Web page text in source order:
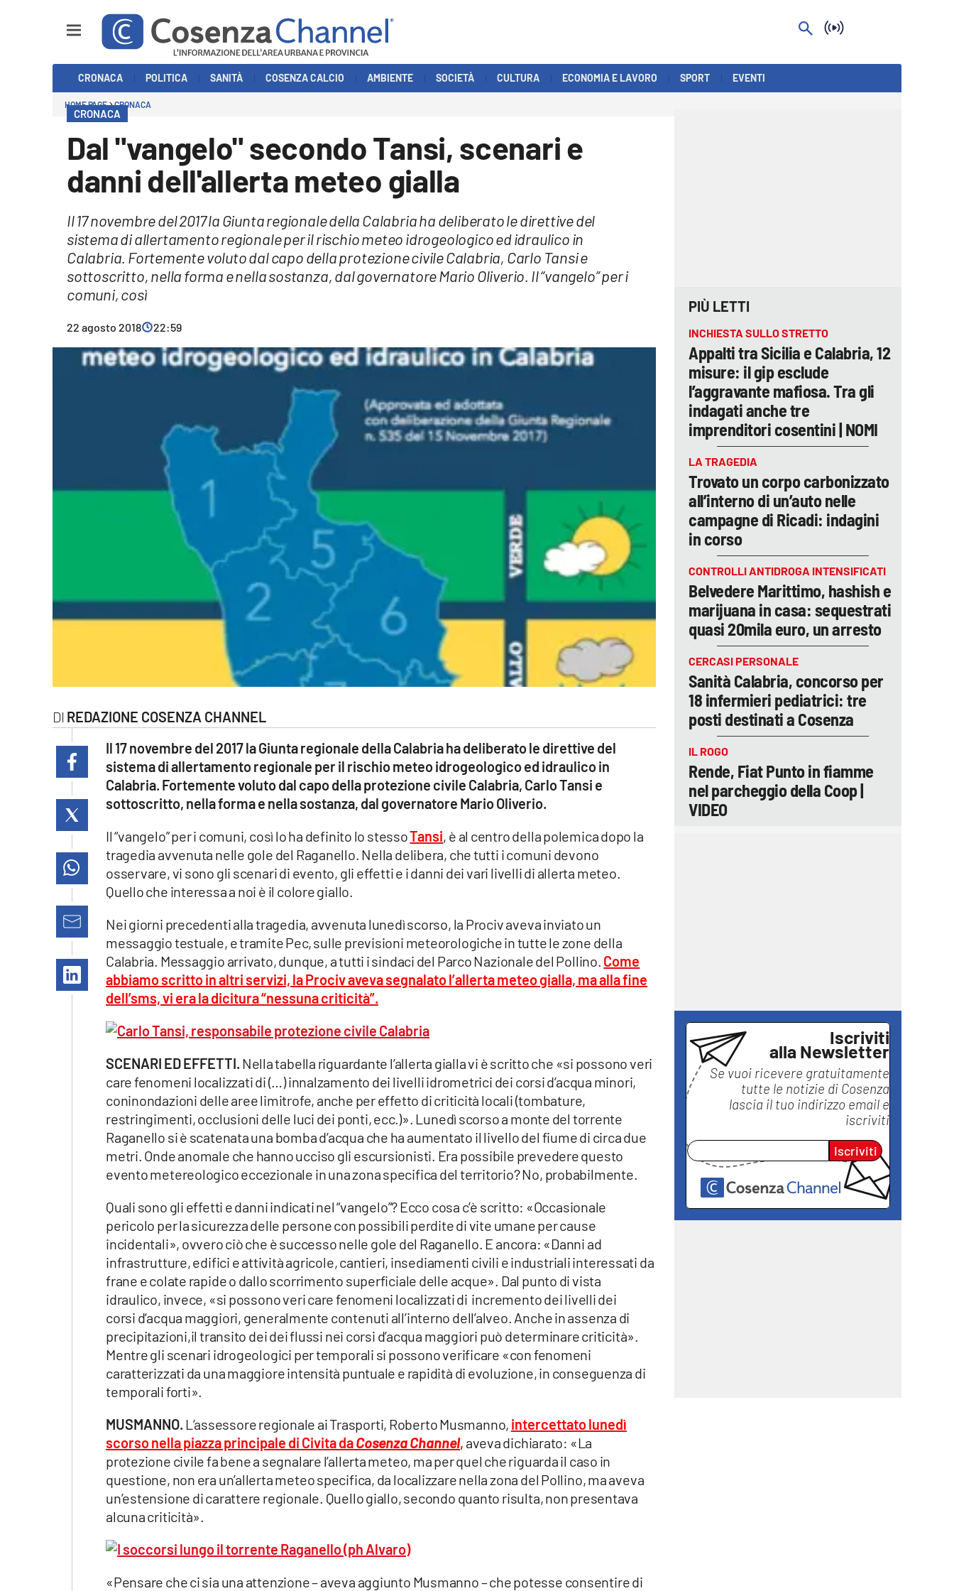
Economia e Lavoro
lacitymag.it
cosenzachannel.it
catanzarochannel.it
lacapitalenews.it
Vai
CRONACA POLITICA SANITÀ COSENZA CALCIO AMBIENTE SOCIETÀ CULTURA ECONOMIA E LAVORO SPORT EVENTI
HOME PAGE CRONACA
CRONACA
Dal "vangelo" secondo Tansi, scenari e
danni dell'allerta meteo gialla
Il 17 novembre del 2017 la Giunta regionale della Calabria ha deliberato le direttive del
sistema di allertamento regionale per il rischio meteo idrogeologico ed idraulico in
Calabria. Fortemente voluto dal capo della protezione civile Calabria, Carlo Tansi e
sottoscritto, nella forma e nella sostanza, dal governatore Mario Oliverio. Il “vangelo” per i
comuni, così
22 agosto 2018 22:59
REDAZIONE COSENZA CHANNEL
Il 17 novembre del 2017 la Giunta regionale della Calabria ha deliberato le direttive del
sistema di allertamento regionale per il rischio meteo idrogeologico ed idraulico in
Calabria. Fortemente voluto dal capo della protezione civile Calabria, Carlo Tansi e
sottoscritto, nella forma e nella sostanza, dal governatore Mario Oliverio.
Il “vangelo” per i comuni, così lo ha definito lo stessoTansi, è al centro della polemica dopo la
tragedia avvenuta nelle gole del Raganello. Nella delibera, che tutti i comuni devono
osservare, vi sono gli scenari di evento, gli effetti e i danni dei vari livelli di allerta meteo.
Quello che interessa a noi è il colore giallo.
Nei giorni precedenti alla tragedia, avvenuta lunedì scorso, la Prociv aveva inviato un
messaggio testuale, e tramite Pec, sulle previsioni meteorologiche in tutte le zone della
Calabria. Messaggio arrivato, dunque, a tutti i sindaci del Parco Nazionale del Pollino. Come
abbiamo scritto in altri servizi, la Prociv aveva segnalato l’allerta meteo gialla, ma alla fine
dell’sms, vi era la dicitura “nessuna criticità”.
SCENARI ED EFFETTI. Nella tabella riguardante l’allerta gialla vi è scritto che «si possono veri
care fenomeni localizzati di (…) innalzamento dei livelli idrometrici dei corsi d’acqua minori,
coninondazioni delle aree limitrofe, anche per effetto di criticità locali (tombature,
restringimenti, occlusioni delle luci dei ponti, ecc.)». Lunedì scorso a monte del torrente
Raganello si è scatenata una bomba d’acqua che ha aumentato il livello del fiume di circa due
metri. Onde anomale che hanno ucciso gli escursionisti. Era possibile prevedere questo
evento metereologico eccezionale in una zona specifica del territorio? No, probabilmente.
Quali sono gli effetti e danni indicati nel “vangelo”? Ecco cosa c’è scritto: «Occasionale
pericolo per la sicurezza delle persone con possibili perdite di vite umane per cause
incidentali», ovvero ciò che è successo nelle gole del Raganello. E ancora: «Danni ad
infrastrutture, edifici e attività agricole, cantieri, insediamenti civili e industriali interessati da
frane e colate rapide o dallo scorrimento superficiale delle acque». Dal punto di vista
idraulico, invece, «si possono veri care fenomeni localizzati di incremento dei livelli dei
corsi d’acqua maggiori, generalmente contenuti all’interno dell’alveo. Anche in assenza di
precipitazioni,il transito dei dei flussi nei corsi d’acqua maggiori può determinare criticità».
Mentre gli scenari idrogeologici per temporali si possono verificare «con fenomeni
caratterizzati da una maggiore intensità puntuale e rapidità di evoluzione, in conseguenza di
temporali forti».
MUSMANNO. L’assessore regionale ai Trasporti, Roberto Musmanno, intercettato lunedì
scorso nella piazza principale di Civita daCosenza Channel, aveva dichiarato: «La
protezione civile fa bene a segnalare l’allerta meteo, ma per quel che riguarda il caso in
questione, non era un’allerta meteo specifica, da localizzare nella zona del Pollino, ma aveva
un’estensione di carattere regionale. Quello giallo, secondo quanto risulta, non presentava
alcuna criticità».
«Pensare che ci sia una attenzione – aveva aggiunto Musmanno – che potesse consentire di
PIÙ LETTI
INCHIESTA SULLO STRETTO
Appalti tra Sicilia e Calabria, 12
misure: il gip esclude
l’aggravante mafiosa. Tra gli
indagati anche tre
imprenditori cosentini | NOMI
LA TRAGEDIA
Trovato un corpo carbonizzato
all’interno di un’auto nelle
campagne di Ricadi: indagini
in corso
CONTROLLI ANTIDROGA INTENSIFICATI
Belvedere Marittimo, hashish e
marijuana in casa: sequestrati
quasi 20mila euro, un arresto
CERCASI PERSONALE
Sanità Calabria, concorso per
18 infermieri pediatrici: tre
posti destinati a Cosenza
IL ROGO
Rende, Fiat Punto in fiamme
nel parcheggio della Coop |
VIDEO
Iscriviti
alla Newsletter
Se vuoi ricevere gratuitamente
tutte le notizie di Cosenza
lascia il tuo indirizzo email e
iscriviti
Iscriviti